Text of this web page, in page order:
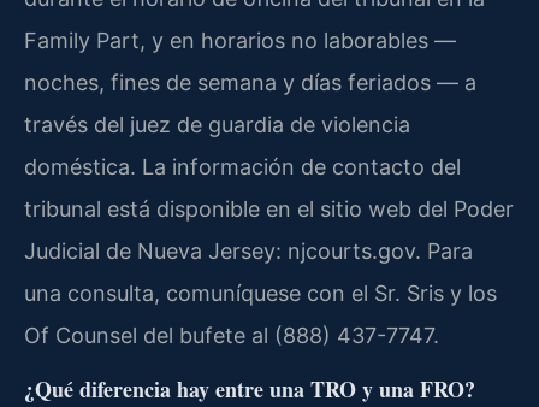
Family Part, y en horarios no laborables —
noches, fines de semana y días feriados — a
través del juez de guardia de violencia
doméstica. La información de contacto del
tribunal está disponible en el sitio web del Poder
Judicial de Nueva Jersey: njcourts.gov. Para
una consulta, comuníquese con el Sr. Sris y los
Of Counsel del bufete al (888) 437-7747.
¿Qué diferencia hay entre una TRO y una FRO?